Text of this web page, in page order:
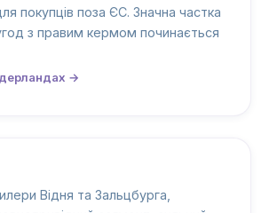
покупців поза ЄС. Значна частка
з правим кермом починається
→
Відня та Зальцбурга,